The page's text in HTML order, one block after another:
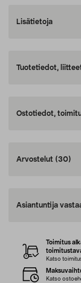
Lisätietoja
Tuotetiedot,
Ostotiedot,
Arvostelut (30)
Asiantuntija
Toimitus
Katso
Katso